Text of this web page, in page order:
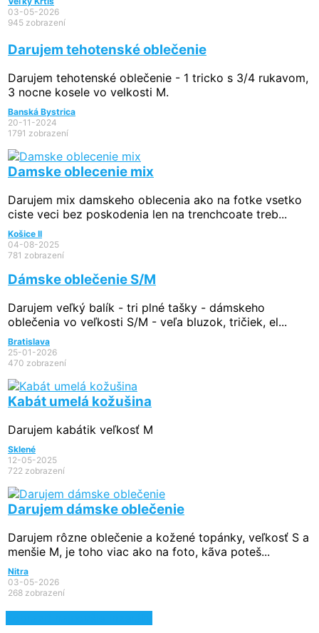
03-05-2026
945 zobrazení
Darujem tehotenské oblečenie
Darujem tehotenské oblečenie - 1 tricko s 3/4 rukavom,
3 nocne kosele vo velkosti M.
Banská Bystrica
20-11-2024
1791 zobrazení
Damske oblecenie mix
Darujem mix damskeho oblecenia ako na fotke vsetko
ciste veci bez poskodenia len na trenchcoate treb...
Košice II
04-08-2025
781 zobrazení
Dámske oblečenie S/M
Darujem veľký balík - tri plné tašky - dámskeho
oblečenia vo veľkosti S/M - veľa bluzok, tričiek, el...
Bratislava
25-01-2026
470 zobrazení
Kabát umelá kožušina
Darujem kabátik veľkosť M
Sklené
12-05-2025
722 zobrazení
Darujem dámske oblečenie
Darujem rôzne oblečenie a kožené topánky, veľkosť S a
menšie M, je toho viac ako na foto, kãva poteš...
Nitra
03-05-2026
268 zobrazení